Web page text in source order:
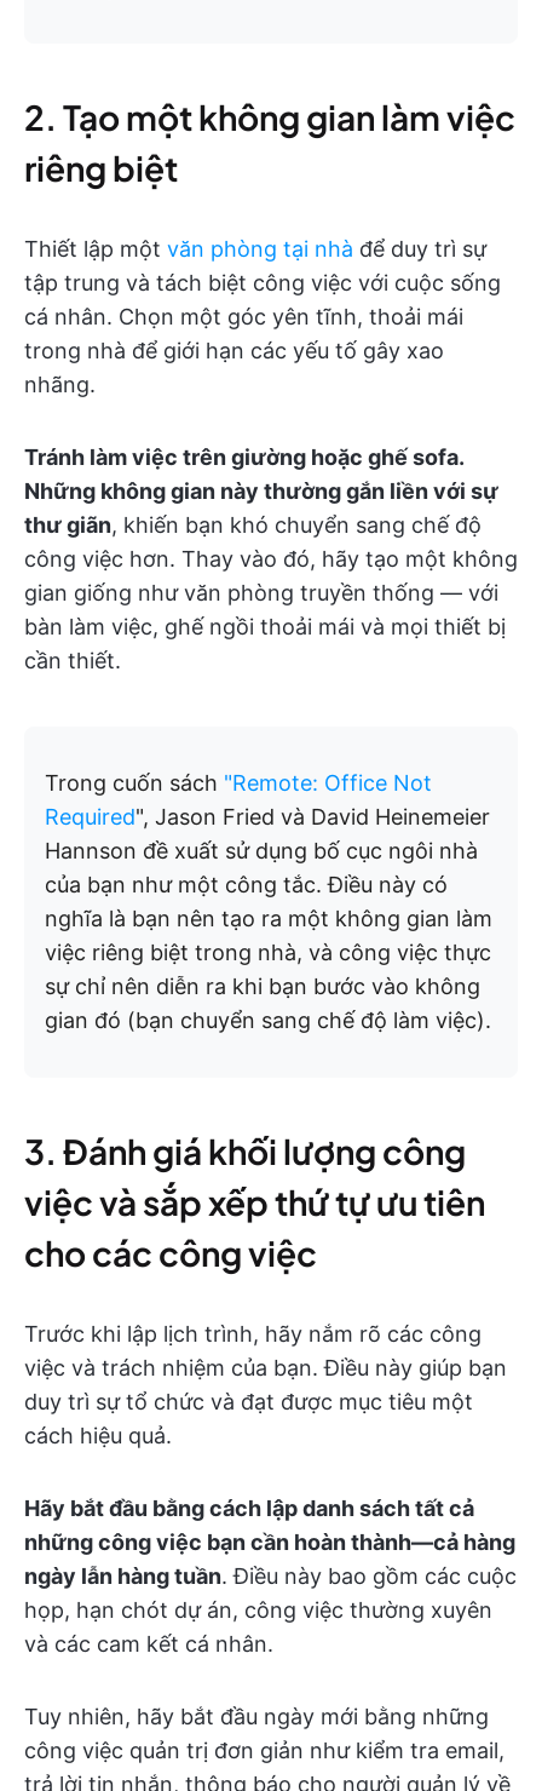
2. Tạo một không gian làm việc
riêng biệt
Thiết lập một văn phòng tại nhà để duy trì sự
tập trung và tách biệt công việc với cuộc sống
cá nhân. Chọn một góc yên tĩnh, thoải mái
trong nhà để giới hạn các yếu tố gây xao
nhãng.
Tránh làm việc trên giường hoặc ghế sofa.
Những không gian này thường gắn liền với sự
thư giãn, khiến bạn khó chuyển sang chế độ
công việc hơn. Thay vào đó, hãy tạo một không
gian giống như văn phòng truyền thống — với
bàn làm việc, ghế ngồi thoải mái và mọi thiết bị
cần thiết.
Trong cuốn sách "Remote: Office Not
Required", Jason Fried và David Heinemeier
Hannson đề xuất sử dụng bố cục ngôi nhà
của bạn như một công tắc. Điều này có
nghĩa là bạn nên tạo ra một không gian làm
việc riêng biệt trong nhà, và công việc thực
sự chỉ nên diễn ra khi bạn bước vào không
gian đó (bạn chuyển sang chế độ làm việc).
3. Đánh giá khối lượng công
việc và sắp xếp thứ tự ưu tiên
cho các công việc
Trước khi lập lịch trình, hãy nắm rõ các công
việc và trách nhiệm của bạn. Điều này giúp bạn
duy trì sự tổ chức và đạt được mục tiêu một
cách hiệu quả.
Hãy bắt đầu bằng cách lập danh sách tất cả
những công việc bạn cần hoàn thành—cả hàng
ngày lẫn hàng tuần. Điều này bao gồm các cuộc
họp, hạn chót dự án, công việc thường xuyên
và các cam kết cá nhân.
Tuy nhiên, hãy bắt đầu ngày mới bằng những
công việc quản trị đơn giản như kiểm tra email,
trả lời tin nhắn, thông báo cho người quản lý về